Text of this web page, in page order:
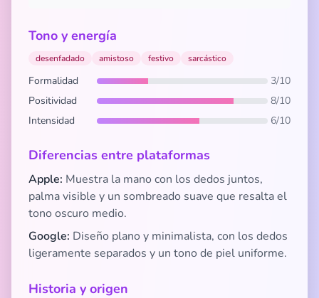
Tono y energía
desenfadado amistoso festivo sarcástico
Formalidad
3/10
Positividad
8/10
Intensidad
6/10
Diferencias entre plataformas
Apple: Muestra la mano con los dedos juntos,
palma visible y un sombreado suave que resalta el
tono oscuro medio.
Google: Diseño plano y minimalista, con los dedos
ligeramente separados y un tono de piel uniforme.
Historia y origen